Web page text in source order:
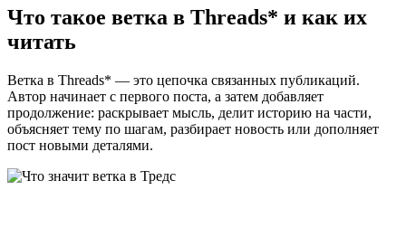
Что такое ветка в Threads* и как их
читать
Ветка в Threads* — это цепочка связанных публикаций.
Автор начинает с первого поста, а затем добавляет
продолжение: раскрывает мысль, делит историю на части,
объясняет тему по шагам, разбирает новость или дополняет
пост новыми деталями.